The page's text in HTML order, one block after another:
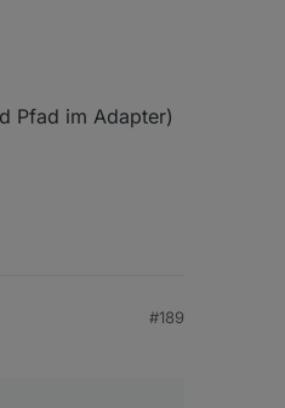
Pfad im Adapter)
#189